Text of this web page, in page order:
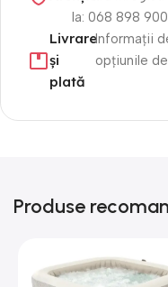
la: 068 898 900
Livrare
și
plată
Informații
opțiunile
Produse